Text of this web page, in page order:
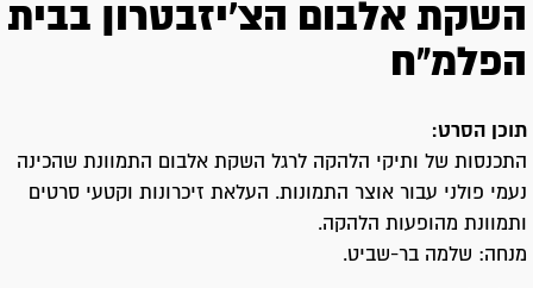
השקת אלבום הצ'יזבטרון בבית
הפלמ"ח
תוכן הסרט:
התכנסות של ותיקי הלהקה לרגל השקת אלבום התמוונת שהכינה
נעמי פולני עבור אוצר התמונות. העלאת זיכרונות וקטעי סרטים
ותמוונת מהופעות הלהקה.
מנחה: שלמה בר-שביט.